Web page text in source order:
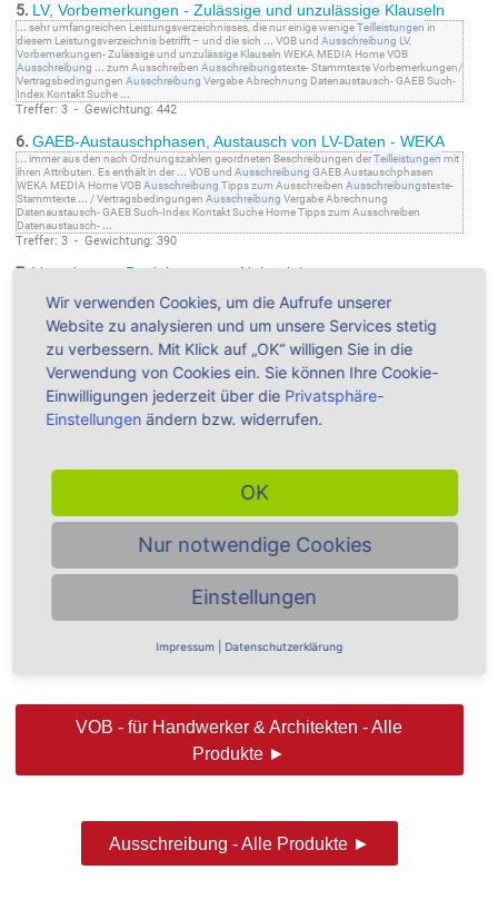
5. LV, Vorbemerkungen - Zulässige und unzulässige Klauseln
... sehr umfangreichen Leistungsverzeichnisses, die nur einige wenigeTeilleistungen in
diesem Leistungsverzeichnis betrifft – und die sich ... VOB und Ausschreibung LV,
Vorbemerkungen- Zulässige und unzulässige Klauseln WEKA MEDIA Home VOB
Ausschreibung ... zum Ausschreiben Ausschreibungstexte- Stammtexte Vorbemerkungen/
Vertragsbedingungen Ausschreibung Vergabe Abrechnung Datenaustausch- GAEB Such-
Index Kontakt Suche ...
Treffer: 3 - Gewichtung: 442
6. GAEB-Austauschphasen, Austausch von LV-Daten - WEKA
... immer aus den nach Ordnungszahlen geordneten Beschreibungen derTeilleistungen mit
ihren Attributen. Es enthält in der ... VOB und Ausschreibung GAEB Austauschphasen
WEKA MEDIA Home VOBAusschreibung Tipps zum Ausschreiben Ausschreibungstexte-
Stammtexte ... / Vertragsbedingungen Ausschreibung Vergabe Abrechnung
Datenaustausch- GAEB Such-Index Kontakt Suche Home Tipps zum Ausschreiben
Datenaustausch- ...
Treffer: 3 - Gewichtung: 390
7. Vergabe von Bauleistungen - Nebenleistungen
Baustelleneinrichtung in gesonderten Positionen auszuschreiben und dabei...
Bauvorhaben- Nebenleistungen WEKA MEDIA Home VOB
Tipps zum AusschreibenAusschreibung stexte-...Vorbemerkungen/ Vertragsbedingungen
Vergabe Abrechnung Datenaustausch- GAEB Such-Index Kontakt Suche
Home Tipps zum Ausschreiben Vergabe...
Treffer: 3 - Gewichtung: 26
Kostenlos Software downloaden - WEKA Bausoftware
nach aktueller HOAI Automatische Vorkalkulation von Zeitaufwand und Honorar auf Basis
clevere Auftragsvergabe, klare Rechnungsprüfung und volle Kostenkontrolle Zum
Nutzen Sie auch unsere Übersicht an Fachbegriffen im
VOB - für Handwerker & Architekten - Alle
Produkte ►
Ausschreibung - Alle Produkte ►
Wir verwenden Cookies, um die Aufrufe unserer
Website zu analysieren und um unsere Services stetig
zu verbessern. Mit Klick auf „OK“ willigen Sie in die
Verwendung von Cookies ein. Sie können Ihre Cookie-
Einwilligungen jederzeit über die Privatsphäre-
Einstellungen ändern bzw. widerrufen.
OK
Nur notwendige Cookies
Einstellungen
Impressum Datenschutzerklärung